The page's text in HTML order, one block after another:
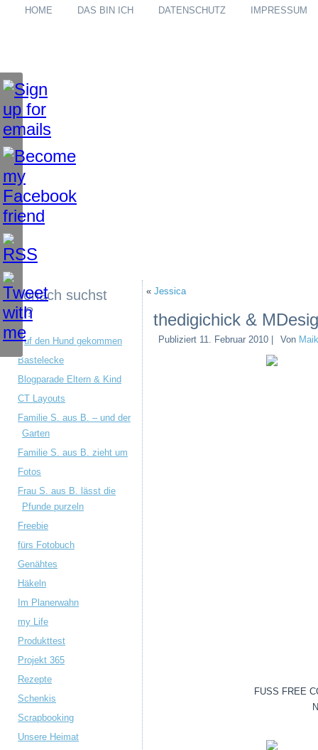
HOME DAS BIN ICH DATENSCHUTZ IMPRESSUM
Wonach suchst
du?
Auf den Hund gekommen
Bastelecke
Blogparade Eltern & Kind
CT Layouts
Familie S. aus B. – und der
Garten
Familie S. aus B. zieht um
Fotos
Frau S. aus B. lässt die
Pfunde purzeln
Freebie
fürs Fotobuch
Genähtes
Häkeln
Im Planerwahn
my Life
Produkttest
Projekt 365
Rezepte
Schenkis
Scrapbooking
Unsere Heimat
« Jessica
thedigichick &
Publiziert 11. Februar 2010 Von
FUSS FREE